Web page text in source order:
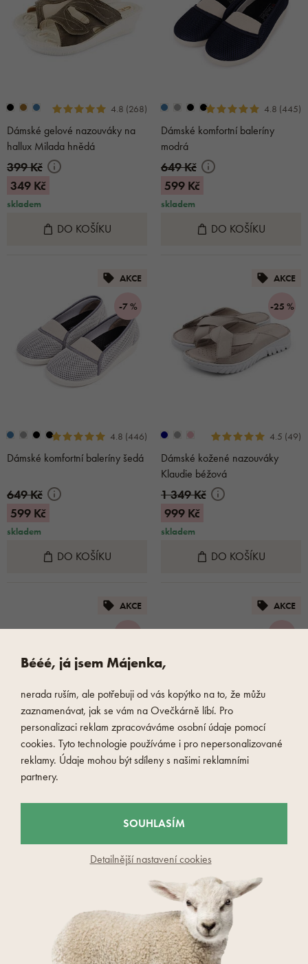
4.8 (268)
Dámské gelové nazouváky na
hallux Milada hnědá
399 Kč
349 Kč
skladem
DO KOŠÍKU
4.8 (445)
Dámské komfortní baleríny
modrá
649 Kč
599 Kč
skladem
DO KOŠÍKU
AKCE
-7 %
4.8 (446)
Dámské komfortní baleríny šedá
649 Kč
599 Kč
skladem
DO KOŠÍKU
AKCE
-25 %
4.5 (49)
Dámské kožené nazouváky
Klaudie béžová
1 349 Kč
999 Kč
skladem
DO KOŠÍKU
AKCE
+1 4.7 (1309)
Dámské prodyšné gelové tenisky
béžová
849 Kč
AKCE
+1
růžová
999 Kč
849 Kč
skladem
DO KOŠÍKU
AKCE
-16 %
Bééé, já jsem Májenka,
nerada ruším, ale potřebuji od vás kopýtko na to, že můžu
zaznamenávat, jak se vám na Ovečkárně líbí. Pro
personalizaci reklam zpracováváme osobní údaje pomocí
cookies. Tyto technologie používáme i pro nepersonalizované
reklamy. Údaje mohou být sdíleny s našimi reklamními
partnery.
Detailnější nastavení cookies
SOUHLASÍM
Sleva 15 %